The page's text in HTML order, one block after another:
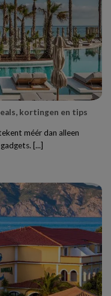
kortingen en tips
méér dan alleen
[...]